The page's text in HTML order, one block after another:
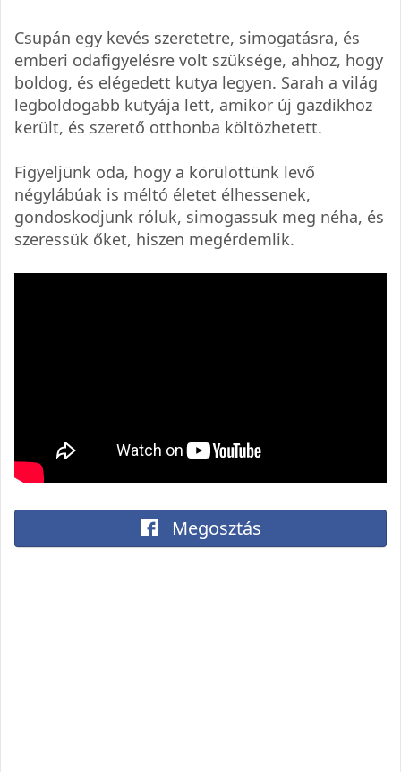
Csupán egy kevés szeretetre, simogatásra, és
emberi odafigyelésre volt szüksége, ahhoz, hogy
boldog, és elégedett kutya legyen. Sarah a világ
legboldogabb kutyája lett, amikor új gazdikhoz
került, és szerető otthonba költözhetett.
Figyeljünk oda, hogy a körülöttünk levő
négylábúak is méltó életet élhessenek,
gondoskodjunk róluk, simogassuk meg néha, és
szeressük őket, hiszen megérdemlik.
Megosztás